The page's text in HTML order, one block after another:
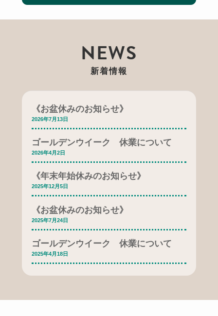
NEWS
新着情報
《お盆休みのお知らせ》
2026年7月13日
ゴールデンウイーク 休業について
2026年4月2日
《年末年始休みのお知らせ》
2025年12月5日
《お盆休みのお知らせ》
2025年7月24日
ゴールデンウイーク 休業について
2025年4月18日